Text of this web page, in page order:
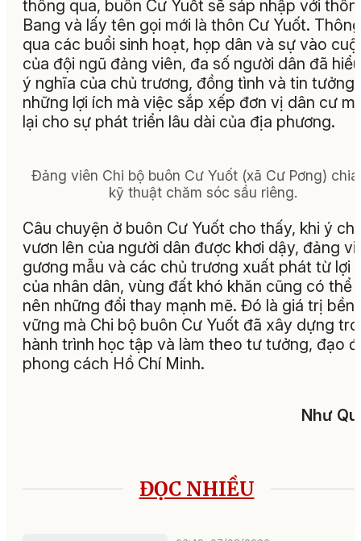
thông qua, buôn Cư Yuốt sẽ sáp nhập với
Bang và lấy tên gọi mới là thôn Cư Yuốt. Thông
qua các buổi sinh hoạt, họp dân và sự vào
của đội ngũ đảng viên, đa số người dân đã
ý nghĩa của chủ trương, đồng tình và tin tưởng
những lợi ích mà việc sắp xếp đơn vị dân cư
lại cho sự phát triển lâu dài của địa phương.
Đảng viên Chi bộ buôn Cư Yuốt (xã Cư Pơng)
kỹ thuật chăm sóc sầu riêng.
Câu chuyện ở buôn Cư Yuốt cho thấy, khi ý chí
vươn lên của người dân được khơi dậy, đảng
gương mẫu và các chủ trương xuất phát từ lợi
của nhân dân, vùng đất khó khăn cũng có thể
nên những đổi thay mạnh mẽ. Đó là giá trị bền
vững mà Chi bộ buôn Cư Yuốt đã xây dựng
hành trình học tập và làm theo tư tưởng, đạo
phong cách Hồ Chí Minh.
Như
ĐỌC NHIỀU